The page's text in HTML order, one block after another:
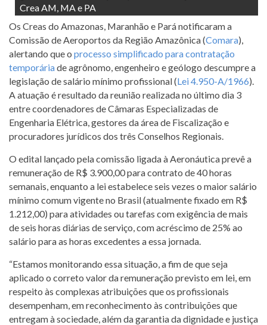
Crea AM, MA e PA
Os Creas do Amazonas, Maranhão e Pará notificaram a
Comissão de Aeroportos da Região Amazônica (Comara),
alertando que o processo simplificado para contratação
temporáriade agrônomo, engenheiro e geólogo descumpre a
legislação de salário mínimo profissional (Lei 4.950-A/1966).
A atuação é resultado da reunião realizada no último dia 3
entre coordenadores de Câmaras Especializadas de
Engenharia Elétrica, gestores da área de Fiscalização e
procuradores jurídicos dos três Conselhos Regionais.
O edital lançado pela comissão ligada à Aeronáutica prevê a
remuneração de R$ 3.900,00 para contrato de 40 horas
semanais, enquanto a lei estabelece seis vezes o maior salário
mínimo comum vigente no Brasil (atualmente fixado em R$
1.212,00) para atividades ou tarefas com exigência de mais
de seis horas diárias de serviço, com acréscimo de 25% ao
salário para as horas excedentes a essa jornada.
“Estamos monitorando essa situação, a fim de que seja
aplicado o correto valor da remuneração previsto em lei, em
respeito às complexas atribuições que os profissionais
desempenham, em reconhecimento às contribuições que
entregam à sociedade, além da garantia da dignidade e justiça